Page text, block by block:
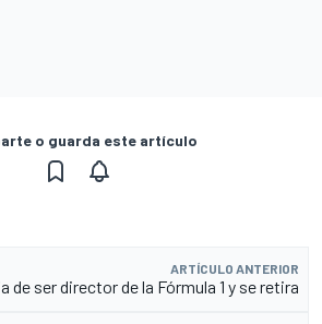
o guarda este artículo
ARTÍCULO ANTERIOR
de ser director de la Fórmula 1 y se retira